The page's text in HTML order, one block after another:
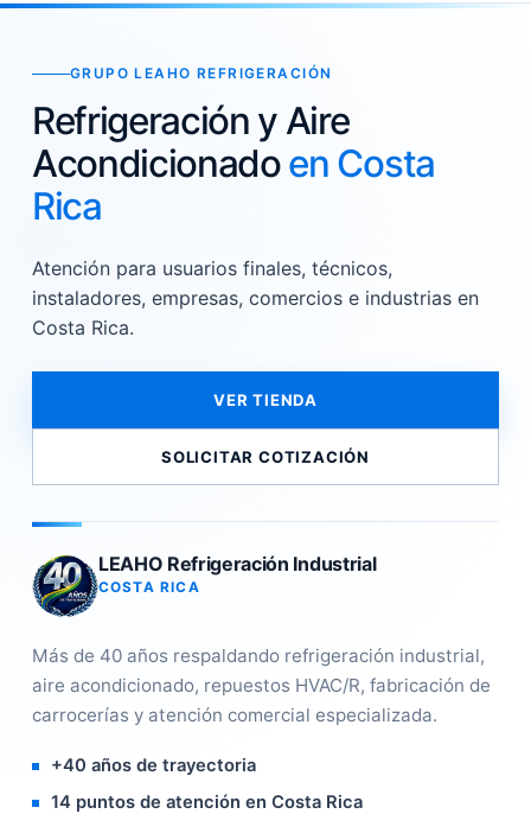
GRUPO LEAHO REFRIGERACIÓN
Refrigeración y Aire
Acondicionadoen Costa
Rica
Atención para usuarios finales, técnicos,
instaladores, empresas, comercios e industrias en
Costa Rica.
VER TIENDA
SOLICITAR COTIZACIÓN
LEAHO Refrigeración Industrial
COSTA RICA
Más de 40 años respaldando refrigeración industrial,
aire acondicionado, repuestos HVAC/R, fabricación de
carrocerías y atención comercial especializada.
+40 años de trayectoria
14 puntos de atención en Costa Rica